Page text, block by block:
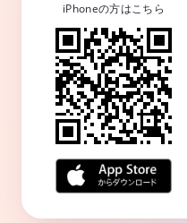
iPhoneの方はこちら